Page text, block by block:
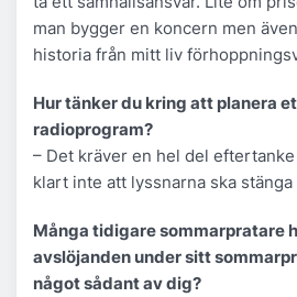
man bygger en koncern men
historia från mitt liv
Hur tänker du kring att planera
radioprogram?
– Det kräver en hel del
klart inte att lyssnarna ska
Många tidigare sommarpratare
avslöjanden under sitt
något sådant av dig?